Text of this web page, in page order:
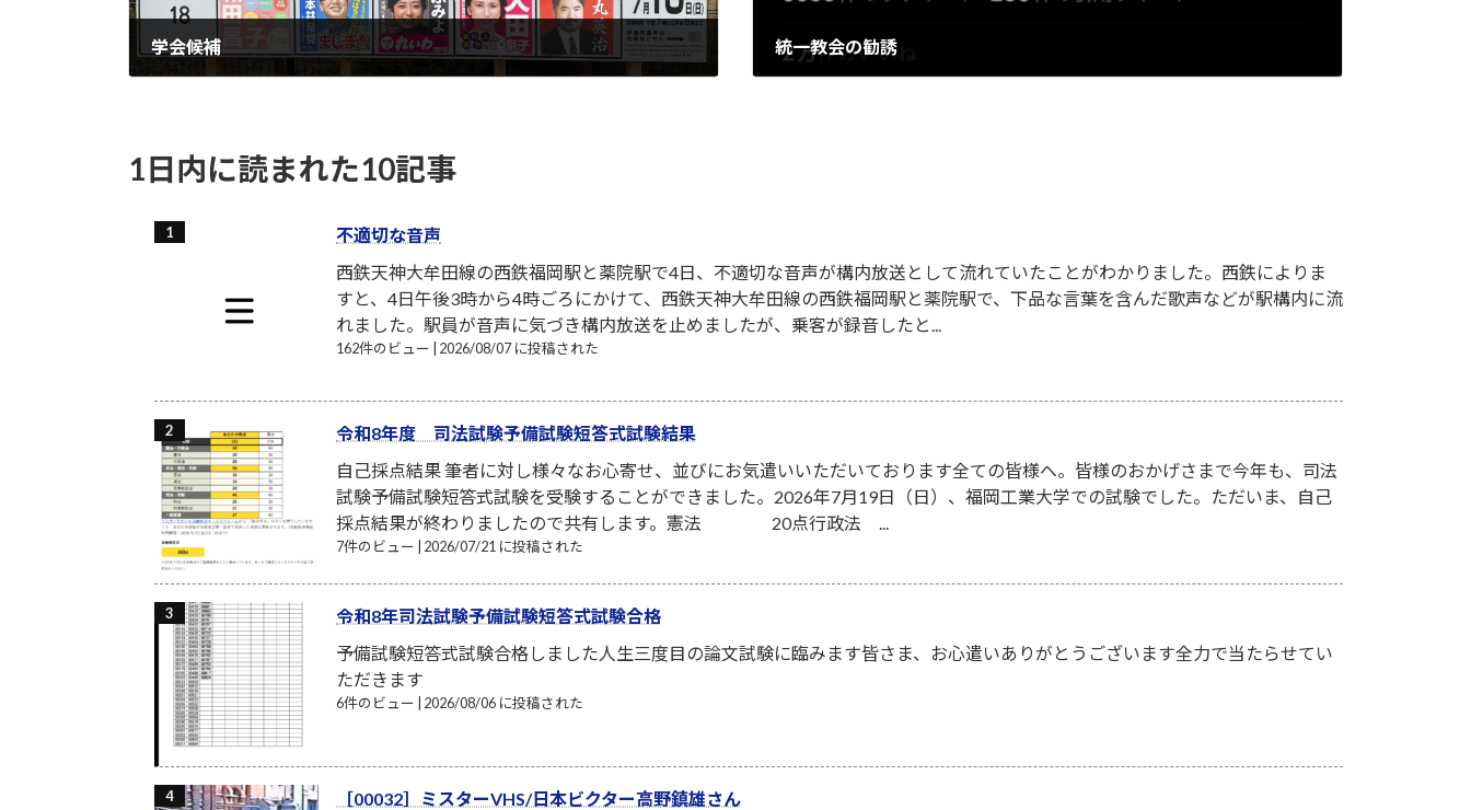
学会候補 統一教会の勧誘
1日内に読まれた10記事
不適切な音声
西鉄天神大牟田線の西鉄福岡駅と薬院駅で4日、不適切な音声が構内放送として流れていたことがわかりました。西鉄によりま
すと、4日午後3時から4時ごろにかけて、西鉄天神大牟田線の西鉄福岡駅と薬院駅で、下品な言葉を含んだ歌声などが駅構内に流
れました。駅員が音声に気づき構内放送を止めましたが、乗客が録音したと...
162件のビュー 2026/08/07 に投稿された
令和8年度 司法試験予備試験短答式試験結果
自己採点結果 筆者に対し様々なお心寄せ、並びにお気遣いいただいております全ての皆様へ。皆様のおかげさまで今年も、司法
試験予備試験短答式試験を受験することができました。2026年7月19日（日）、福岡工業大学での試験でした。ただいま、自己
採点結果が終わりましたので共有します。憲法 20点行政法 ...
7件のビュー 2026/07/21 に投稿された
令和8年司法試験予備試験短答式試験合格
予備試験短答式試験合格しました人生三度目の論文試験に臨みます皆さま、お心遣いありがとうございます全力で当たらせてい
ただきます
6件のビュー 2026/08/06 に投稿された
［00032］ミスターVHS/日本ビクター高野鎮雄さん